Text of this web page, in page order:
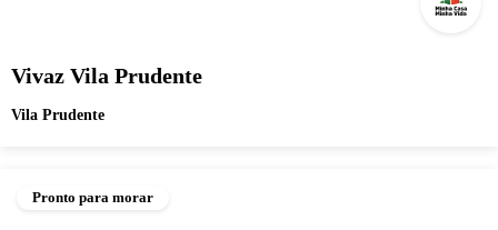
Vivaz Vila Prudente
Vila Prudente
Pronto para morar